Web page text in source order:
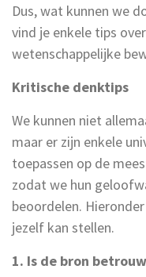
Dus, wat kunnen we
vind je enkele tips
wetenschappelijke
Kritische denktips
We kunnen niet
maar er zijn enkele
toepassen op de
zodat we hun
beoordelen.
jezelf kan stellen.
1. Is de bron